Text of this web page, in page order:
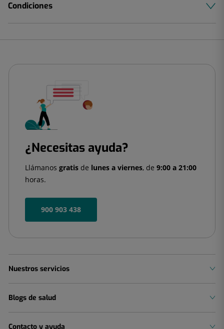
Condiciones
¿Necesitas ayuda?
Llámanos gratis de lunes a viernes, de 9:00 a 21:00
horas.
900 903 438
Nuestros servicios
Blogs de salud
Contacto y ayuda